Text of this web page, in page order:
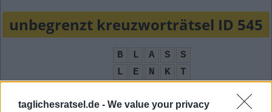
taglichesratsel.de - We value your privacy
unbegrenzt kreuzworträtsel ID 545
B L A S
S
L
E N K
T
A
W I
L